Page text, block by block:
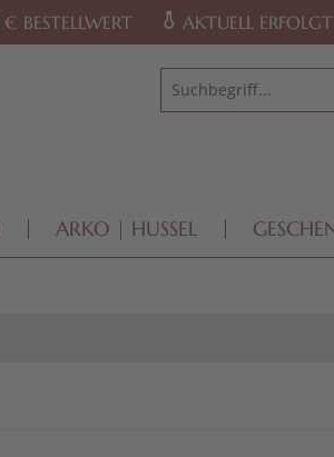
springen
BESTELLWERT AKTUELL
ARKO | HUSSEL